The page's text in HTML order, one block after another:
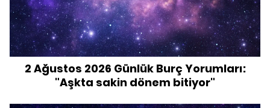
2 Ağustos 2026 Günlük Burç Yorumları:
"Aşkta sakin dönem bitiyor"